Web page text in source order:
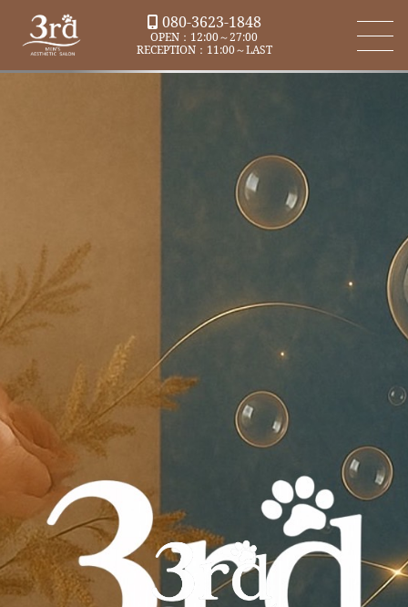
080-3623-1848
OPEN：12:00～27:00
RECEPTION：11:00～LAST